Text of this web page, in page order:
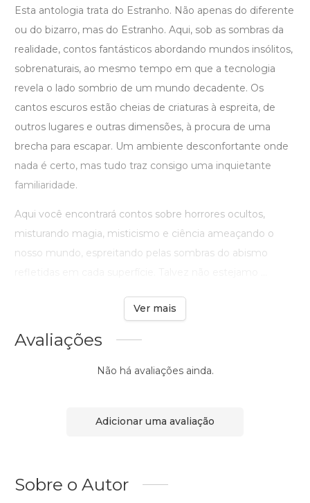
Esta antologia trata do Estranho. Não apenas do diferente
ou do bizarro, mas do Estranho. Aqui, sob as sombras da
realidade, contos fantásticos abordando mundos insólitos,
sobrenaturais, ao mesmo tempo em que a tecnologia
revela o lado sombrio de um mundo decadente. Os
cantos escuros estão cheias de criaturas à espreita, de
outros lugares e outras dimensões, à procura de uma
brecha para escapar. Um ambiente desconfortante onde
nada é certo, mas tudo traz consigo uma inquietante
familiaridade.
Aqui você encontrará contos sobre horrores ocultos,
misturando magia, misticismo e ciência ameaçando o
nosso mundo, espreitando pelas sombras do abismo
Ver mais
Avaliações
Não há avaliações ainda.
Adicionar uma avaliação
Sobre o Autor